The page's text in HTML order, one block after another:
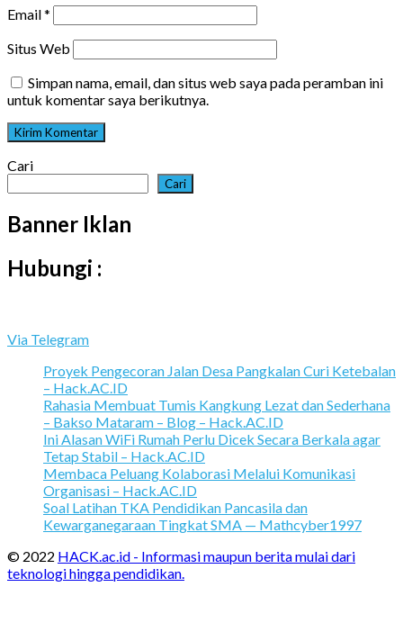
Email*
Situs Web
Simpan nama, email, dan situs web saya pada peramban ini
untuk komentar saya berikutnya.
Cari
Cari
Banner Iklan
Hubungi :
Via Telegram
Proyek Pengecoran Jalan Desa Pangkalan Curi Ketebalan
– Hack.AC.ID
Rahasia Membuat Tumis Kangkung Lezat dan Sederhana
– Bakso Mataram – Blog – Hack.AC.ID
Ini Alasan WiFi Rumah Perlu Dicek Secara Berkala agar
Tetap Stabil – Hack.AC.ID
Membaca Peluang Kolaborasi Melalui Komunikasi
Organisasi – Hack.AC.ID
Soal Latihan TKA Pendidikan Pancasila dan
Kewarganegaraan Tingkat SMA — Mathcyber1997
© 2022 HACK.ac.id - Informasi maupun berita mulai dari
teknologi hingga pendidikan.